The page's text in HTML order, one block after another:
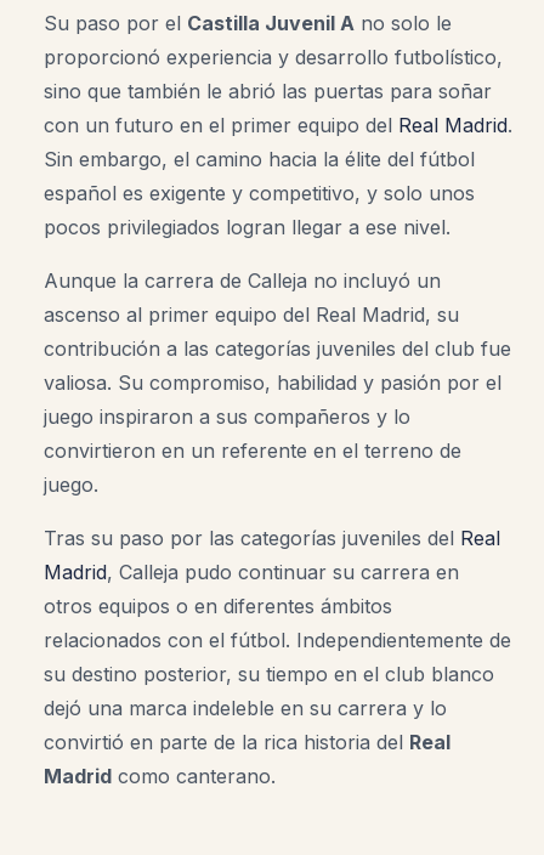
Su paso por el Castilla Juvenil A no solo le
proporcionó experiencia y desarrollo futbolístico,
sino que también le abrió las puertas para soñar
con un futuro en el primer equipo del Real Madrid.
Sin embargo, el camino hacia la élite del fútbol
español es exigente y competitivo, y solo unos
pocos privilegiados logran llegar a ese nivel.
Aunque la carrera de Calleja no incluyó un
ascenso al primer equipo del Real Madrid, su
contribución a las categorías juveniles del club fue
valiosa. Su compromiso, habilidad y pasión por el
juego inspiraron a sus compañeros y lo
convirtieron en un referente en el terreno de
juego.
Tras su paso por las categorías juveniles del Real
Madrid, Calleja pudo continuar su carrera en
otros equipos o en diferentes ámbitos
relacionados con el fútbol. Independientemente de
su destino posterior, su tiempo en el club blanco
dejó una marca indeleble en su carrera y lo
convirtió en parte de la rica historia del Real
Madrid como canterano.